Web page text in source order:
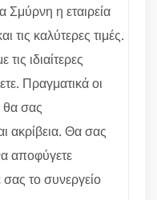
Σμύρνη η εταιρεία
τις καλύτερες τιμές.
ιδιαίτερες
Πραγματικά οι
θα σας
ακρίβεια. Θα σας
αποφύγετε
σας το συνεργείο